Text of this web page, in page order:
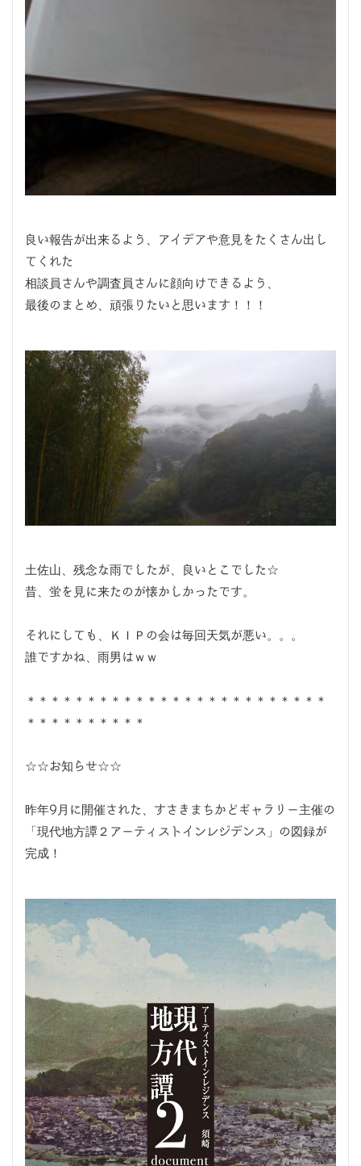
良い報告が出来るよう、アイデアや意見をたくさん出し
てくれた
相談員さんや調査員さんに顔向けできるよう、
最後のまとめ、頑張りたいと思います！！！
土佐山、残念な雨でしたが、良いとこでした☆
昔、蛍を見に来たのが懐かしかったです。
それにしても、ＫＩＰの会は毎回天気が悪い。。。
誰ですかね、雨男はｗｗ
＊＊＊＊＊＊＊＊＊＊＊＊＊＊＊＊＊＊＊＊＊＊＊＊＊
＊＊＊＊＊＊＊＊＊＊
☆☆お知らせ☆☆
昨年9月に開催された、すさきまちかどギャラリー主催の
「現代地方譚２アーティストインレジデンス」の図録が
完成！